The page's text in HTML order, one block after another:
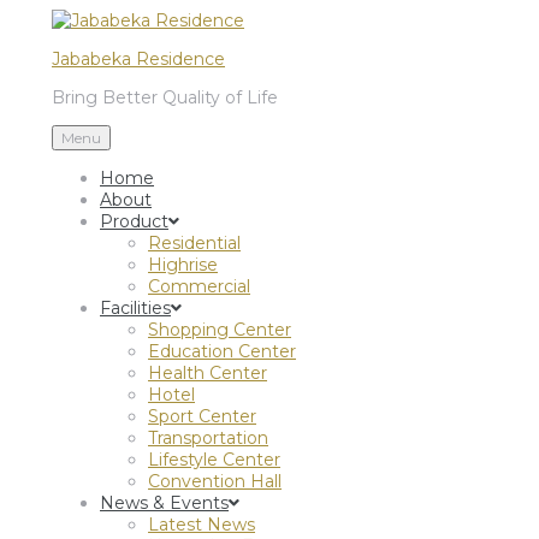
Jababeka Residence
Bring Better Quality of Life
Menu
Home
About
Product
Residential
Highrise
Commercial
Facilities
Shopping Center
Education Center
Health Center
Hotel
Sport Center
Transportation
Lifestyle Center
Convention Hall
News & Events
Latest News